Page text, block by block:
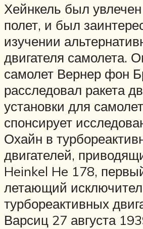
Хейнкель был увлечен
полет, и был
изучении
двигателя самолета.
самолет Вернер фон
расследовал ракета
установки для
спонсирует
Охайн в
двигателей,
Heinkel He 178,
летающий
турбореактивных
Варсиц 27 августа